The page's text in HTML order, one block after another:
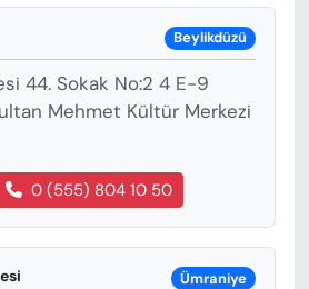
Beylikdüzü
44. Sokak No:2 4 E-9
Mehmet Kültür Merkezi
0 (555) 804 10 50
Ümraniye